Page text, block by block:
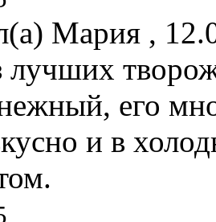
Мария ,
его
и в